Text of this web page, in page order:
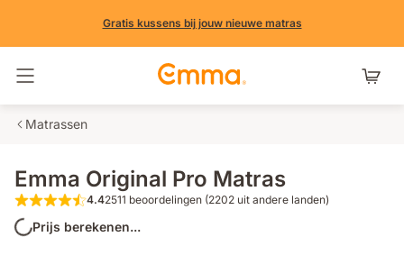
Gratis kussens bij jouw nieuwe matras
Navigatie in- en uitschakelen
Matrassen
Emma Original Pro Matras
4.4 van de 5 sterren 2511
4.42511 beoordelingen (2202 uit andere landen)
Prijs berekenen...